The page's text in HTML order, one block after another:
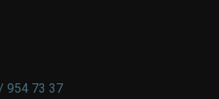
954 73 37